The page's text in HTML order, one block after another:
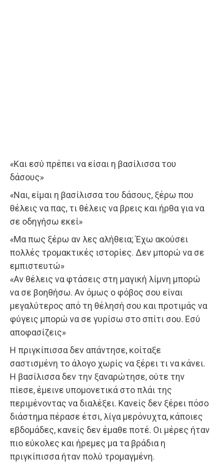
«Και εσύ πρέπει να είσαι η βασίλισσα του
δάσους»
«Ναι, είμαι η βασίλισσα του δάσους, ξέρω που
θέλεις να πας, τι θέλεις να βρεις και ήρθα για να
σε οδηγήσω εκεί»
«Μα πως ξέρω αν λες αλήθεια; Έχω ακούσει
πολλές τρομακτικές ιστορίες. Δεν μπορώ να σε
εμπιστευτώ»
«Αν θέλεις να φτάσεις στη μαγική λίμνη μπορώ
να σε βοηθήσω. Αν όμως ο φόβος σου είναι
μεγαλύτερος από τη θέλησή σου και προτιμάς να
φύγεις μπορώ να σε γυρίσω στο σπίτι σου. Εσύ
αποφασίζεις»
Η πριγκίπισσα δεν απάντησε, κοίταξε
σαστισμένη το άλογο χωρίς να ξέρει τι να κάνει.
Η βασίλισσα δεν την ξαναρώτησε, ούτε την
πίεσε, έμεινε υπομονετικά στο πλάι της
περιμένοντας να διαλέξει. Κανείς δεν ξέρει πόσο
διάστημα πέρασε έτσι, λίγα μερόνυχτα, κάποιες
εβδομάδες, κανείς δεν έμαθε ποτέ. Οι μέρες ήταν
πιο εύκολες και ήρεμες μα τα βράδια η
πριγκίπισσα ήταν πολύ τρομαγμένη.